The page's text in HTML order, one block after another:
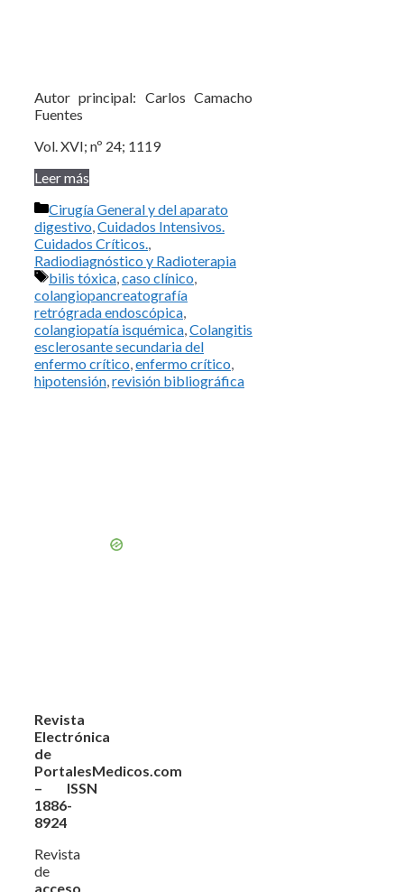
Autor principal: Carlos Camacho
Fuentes
Vol. XVI; nº 24; 1119
Leer más
Categorías
Cirugía General y del aparato
digestivo,Cuidados Intensivos.
Cuidados Críticos.,
Radiodiagnóstico y Radioterapia
Etiquetas
bilis tóxica,caso clínico,
colangiopancreatografía
retrógrada endoscópica,
colangiopatía isquémica,Colangitis
esclerosante secundaria del
enfermo crítico,enfermo crítico,
hipotensión,revisión bibliográfica
Revista
Electrónica
de
PortalesMedicos.com
– ISSN
1886-
8924
Revista
de
acceso